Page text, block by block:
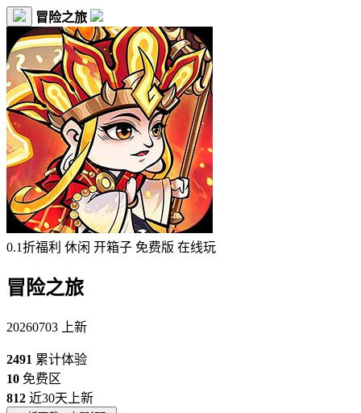
冒险之旅
0.1折福利 休闲 开箱子 免费版 在线玩
冒险之旅
20260703 上新
2491 累计体验
10 免费区
812 近30天上新